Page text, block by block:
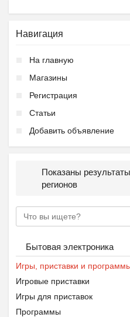
Навигация
На главную
Магазины
Регистрация
Статьи
Добавить объявление
Показаны
регионов
Бытовая электроника
Игры, приставки и
Игровые приставки
Игры для приставок
Программы